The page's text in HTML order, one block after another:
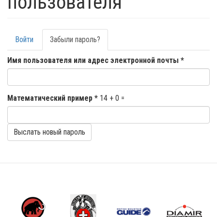
Главные
вкладки
Войти Забыли пароль?
вкладка)
Имя пользователя или адрес электронной почты *
Математический пример * 14 + 0 =
Выслать новый пароль